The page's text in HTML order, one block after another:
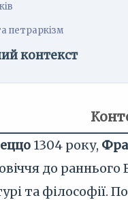
петраркізм
контекст
1304 року,
до
та